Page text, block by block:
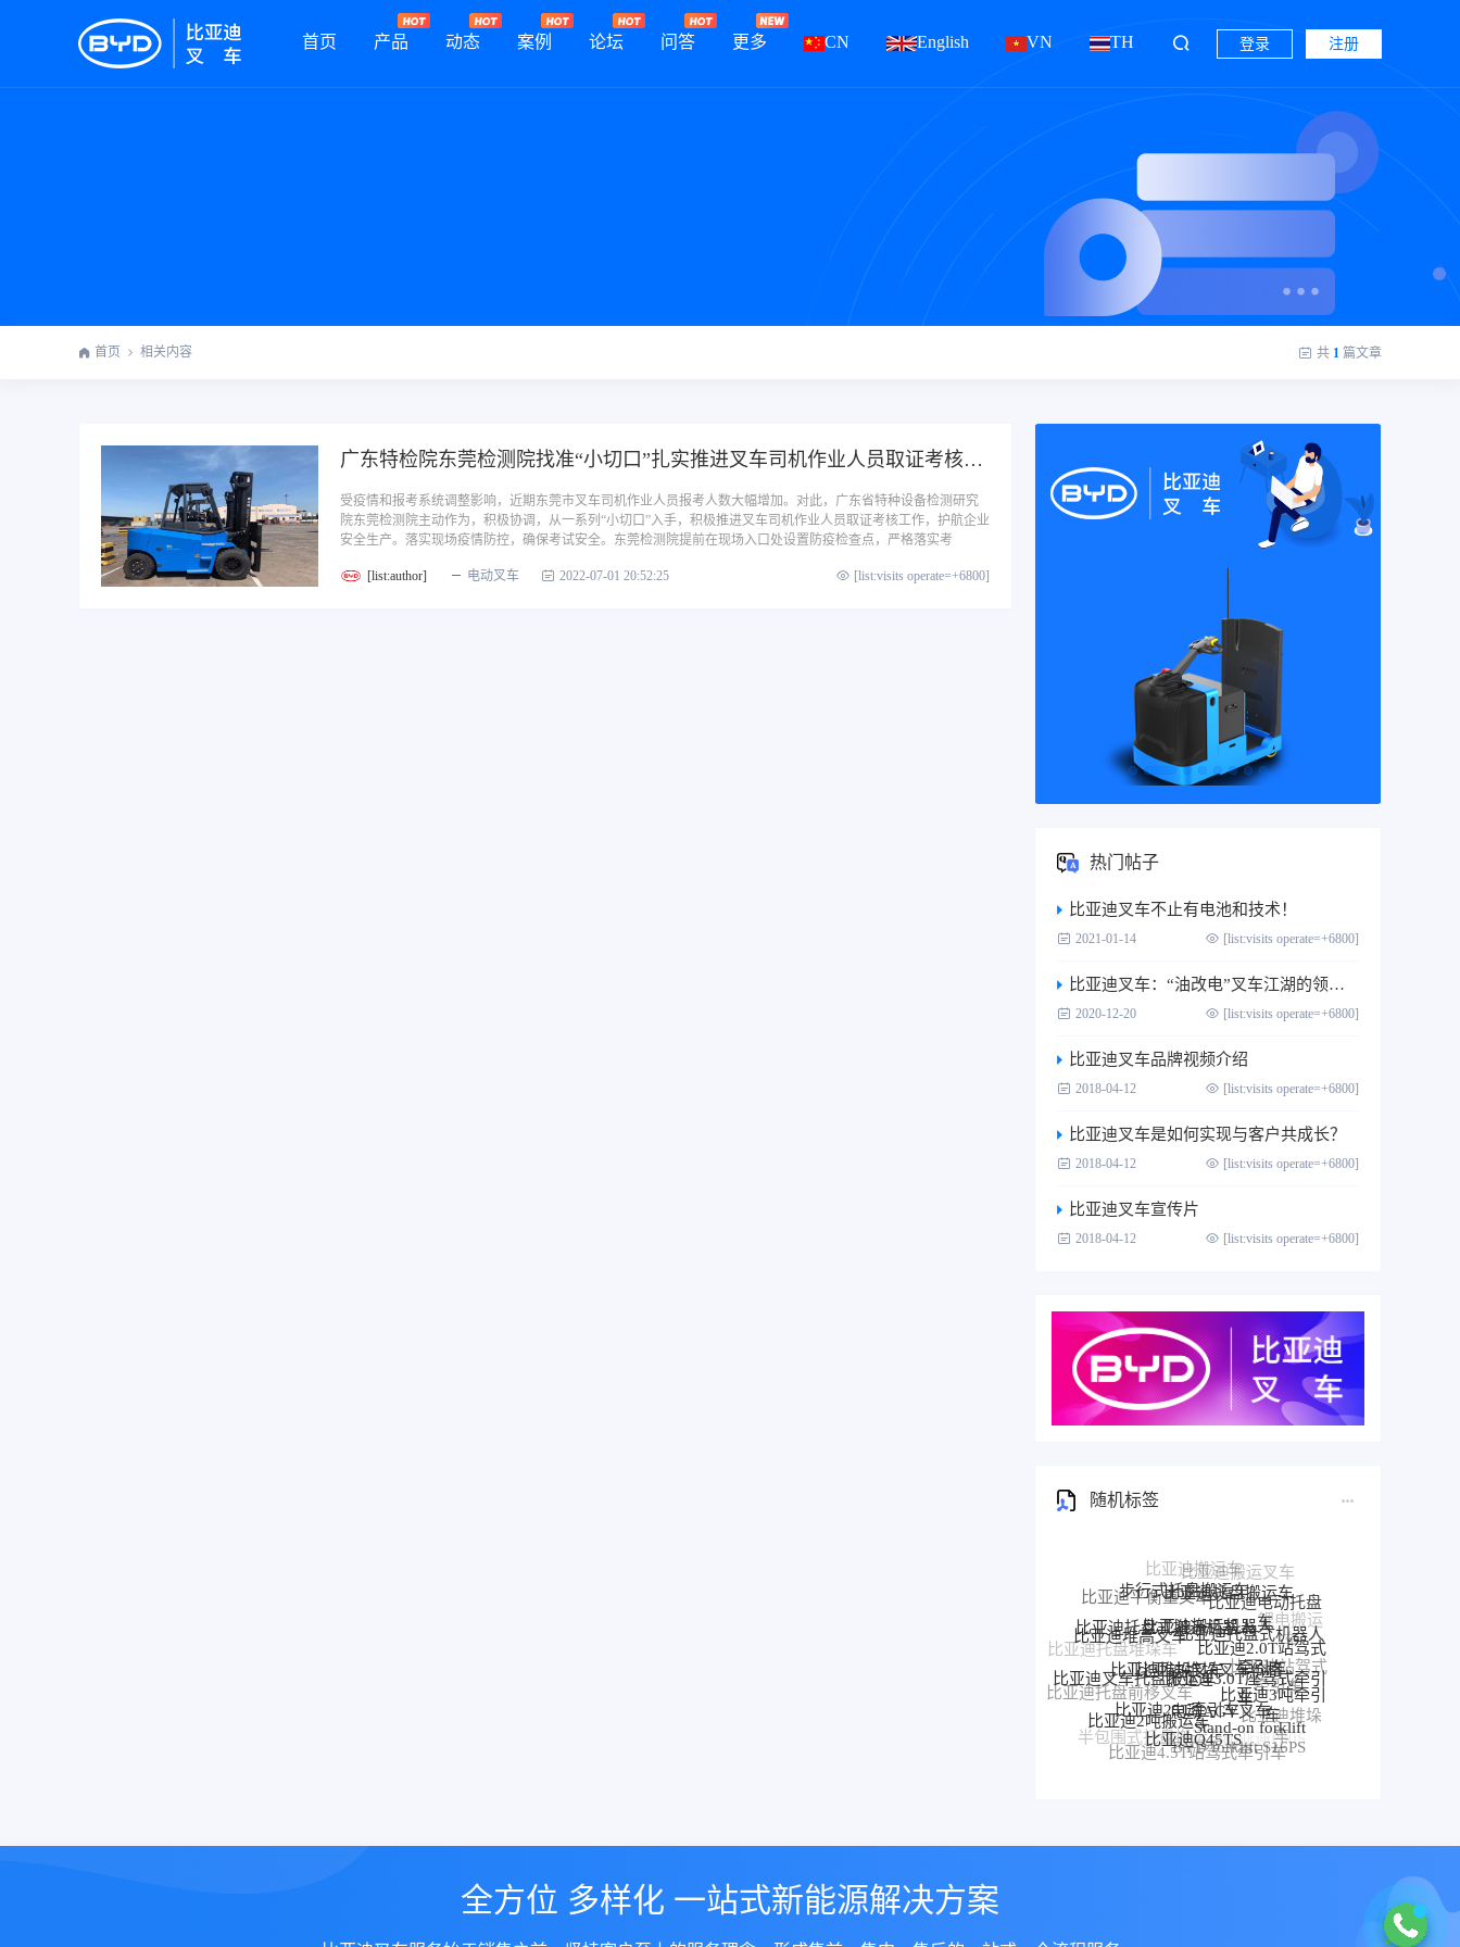
首页 产品 动态 案例 论坛 问答 更多 CN English VN TH 登录 注册
首页 相关内容 共 1 篇文章
广东特检院东莞检测院找准“小切口”扎实推进叉车司机作业人员取证考核工作
受疫情和报考系统调整影响，近期东莞市叉车司机作业人员报考人数大幅增加。对此，广东省特种设备检测研究
院东莞检测院主动作为，积极协调，从一系列“小切口”入手，积极推进叉车司机作业人员取证考核工作，护航企业
安全生产。落实现场疫情防控，确保考试安全。东莞检测院提前在现场入口处设置防疫检查点，严格落实考
[list:author] 电动叉车 2022-07-01 20:52:25 [list:visits operate=+6800]
热门帖子
比亚迪叉车不止有电池和技术！
2021-01-14 [list:visits operate=+6800]
比亚迪叉车：“油改电”叉车江湖的领跑者
2020-12-20 [list:visits operate=+6800]
比亚迪叉车品牌视频介绍
2018-04-12 [list:visits operate=+6800]
比亚迪叉车是如何实现与客户共成长？
2018-04-12 [list:visits operate=+6800]
比亚迪叉车宣传片
2018-04-12 [list:visits operate=+6800]
随机标签
比亚迪平衡重叉车
步行式托盘搬运车
比亚迪托盘搬运车
比亚迪电动托盘
车
比亚迪托盘堆垛车
比亚迪堆高叉车
比亚迪托盘式搬运机器人
比亚迪搬运机器人
比亚迪托盘式机器人
比亚迪2.0T站驾式
牵引车
比亚迪站驾式
牵引车
比亚迪牵
引车
比亚迪前移叉车
比亚迪托盘前移叉车
比亚迪叉车托盘搬运车
比亚迪堆垛叉车
比亚迪堆垛叉车价格
比亚迪3.0T座驾式牵引
车
比亚迪3吨牵引
车
比亚迪堆垛
车
比亚迪P30S
比亚迪站驾式托盘搬运车
比亚迪仓储叉车
半包围式托盘搬运车
比亚迪2吨搬运车
比亚迪25T牵引车
电动AGV叉车
Stand-on forklift
BYD forklift S16PS
比亚迪4.5T站驾式牵引车
比亚迪Q45TS
全方位 多样化 一站式新能源解决方案